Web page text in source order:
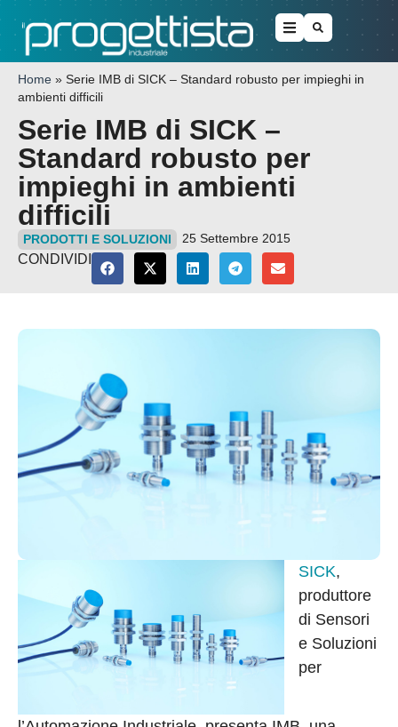
Home » Serie IMB di SICK – Standard robusto per impieghi in
ambienti difficili
Serie IMB di SICK –
Standard robusto per
impieghi in ambienti
difficili
PRODOTTI E SOLUZIONI 25 Settembre 2015
CONDIVIDI
SICK,
produttore
di Sensori
e Soluzioni
per